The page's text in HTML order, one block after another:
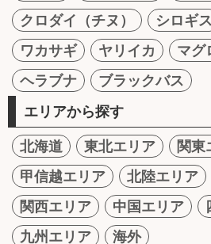
クロダイ（チヌ）
シロギス
ワカサギ
ヤリイカ マグ
ヘラブナ
ブラックバス
エリアから探す
北海道 東北エリア
関東
甲信越エリア
北陸エリア
関西エリア
中国エリア
九州エリア
海外